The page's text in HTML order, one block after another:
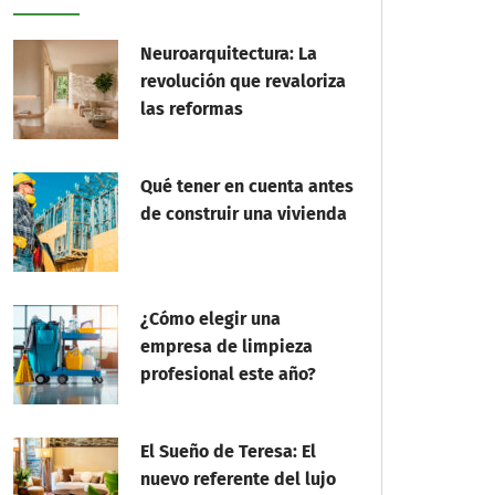
Neuroarquitectura: La
revolución que revaloriza
las reformas
Qué tener en cuenta antes
de construir una vivienda
¿Cómo elegir una
empresa de limpieza
profesional este año?
El Sueño de Teresa: El
nuevo referente del lujo